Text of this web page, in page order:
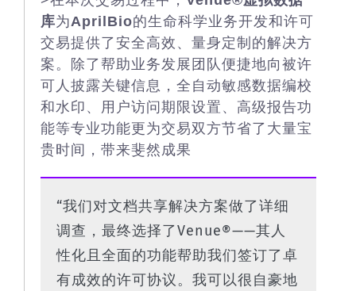
库为AprilBio的生命科学业务开发和许可
交易提供了安全高效、量身定制的解决方
案。除了帮助业务发展团队便捷地向被许
可人披露关键信息，全自动敏感数据编校
和水印、用户访问期限设置、高级报告功
能等专业功能更为交易双方节省了大量宝
贵时间，带来斐然成果
“我们对文档共享解决方案做了详细
调查，最终选择了Venue®——其人
性化且全面的功能帮助我们签订了卓
有成效的许可协议。我可以很自豪地